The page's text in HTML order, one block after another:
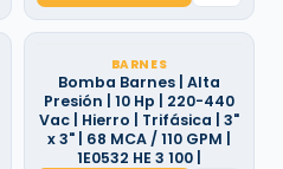
BARNES
Bomba Barnes | Alta
Presión | 10 Hp | 220-440
Vac | Hierro | Trifásica | 3"
x 3" | 68 MCA / 110 GPM |
1E0532 HE 3 100 |